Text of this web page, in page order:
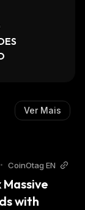
Ver Mais
• CoinOtag EN
Massive
with